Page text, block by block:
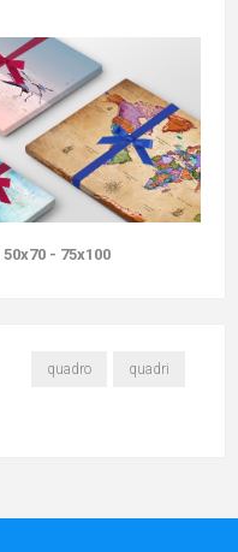
50x70 - 75x100
quadro quadri